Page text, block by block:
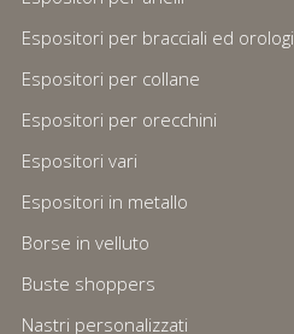
Espositori per bracciali ed orologi
Espositori per collane
Espositori per orecchini
Espositori vari
Espositori in metallo
Borse in velluto
Buste shoppers
Nastri personalizzati